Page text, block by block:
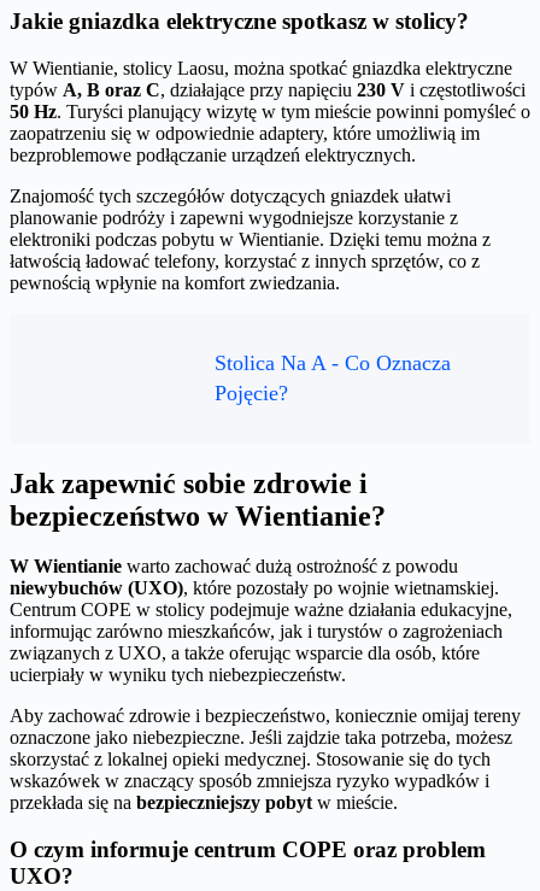
Jakie gniazdka elektryczne spotkasz w stolicy?
W Wientianie, stolicy Laosu, można spotkać gniazdka elektryczne
typów A, B oraz C, działające przy napięciu 230 V i częstotliwości
50 Hz. Turyści planujący wizytę w tym mieście powinni pomyśleć o
zaopatrzeniu się w odpowiednie adaptery, które umożliwią im
bezproblemowe podłączanie urządzeń elektrycznych.
Znajomość tych szczegółów dotyczących gniazdek ułatwi
planowanie podróży i zapewni wygodniejsze korzystanie z
elektroniki podczas pobytu w Wientianie. Dzięki temu można z
łatwością ładować telefony, korzystać z innych sprzętów, co z
pewnością wpłynie na komfort zwiedzania.
Stolica Na A - Co Oznacza
Pojęcie?
Jak zapewnić sobie zdrowie i
bezpieczeństwo w Wientianie?
W Wientianie warto zachować dużą ostrożność z powodu
niewybuchów (UXO), które pozostały po wojnie wietnamskiej.
Centrum COPE w stolicy podejmuje ważne działania edukacyjne,
informując zarówno mieszkańców, jak i turystów o zagrożeniach
związanych z UXO, a także oferując wsparcie dla osób, które
ucierpiały w wyniku tych niebezpieczeństw.
Aby zachować zdrowie i bezpieczeństwo, koniecznie omijaj tereny
oznaczone jako niebezpieczne. Jeśli zajdzie taka potrzeba, możesz
skorzystać z lokalnej opieki medycznej. Stosowanie się do tych
wskazówek w znaczący sposób zmniejsza ryzyko wypadków i
przekłada się na bezpieczniejszy pobytw mieście.
O czym informuje centrum COPE oraz problem
UXO?